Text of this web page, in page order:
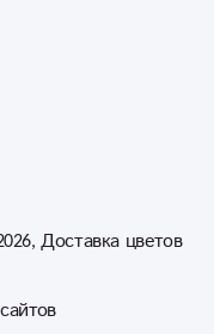
Доставка цветов